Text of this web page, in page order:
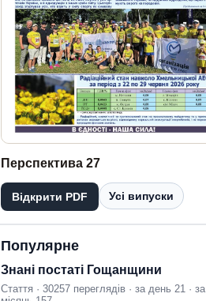
Перспектива 27
Відкрити PDF Усі випуски
Популярне
Знані постаті Гощанщини
Стаття · 30257 переглядів · за день 21 · за